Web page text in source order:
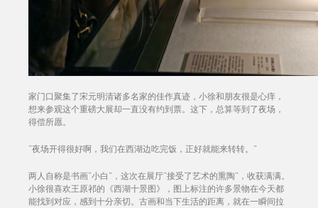
家门口聚集了宋元明清诸多名家的佳作真迹，小徐和朋友很是心痒，
想来参观这个重磅大展却一直没有约到票。这下，总算等到了夜场，
得偿所愿。
“夜场开得很好啊，我们在西湖边吃完饭，正好就能来转转。”
两人自称是书画“小白”，这次在展厅“接受了艺术的熏陶”，收获满满。
小徐很喜欢王原祁的《西湖十景图》，图上标注的许多景物在今天都
能找到对应，感到十分亲切。古画和当下生活的距离，就在一瞬间拉